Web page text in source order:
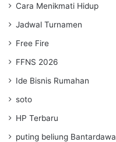
Cara Menikmati Hidup
Jadwal Turnamen
Free Fire
FFNS 2026
Ide Bisnis Rumahan
soto
HP Terbaru
puting beliung Bantardawa